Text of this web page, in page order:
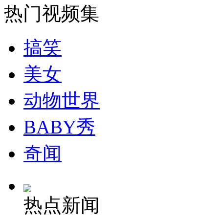
热门视频集
搞笑
美女
动物世界
BABY秀
奇闻
热点新闻